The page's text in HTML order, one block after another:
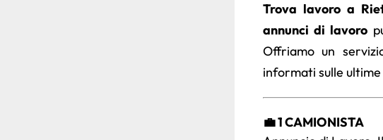
Trova lavoro a
annunci di lavoro
Offriamo un
informati sulle ultime
💼 1 CAMIONISTA